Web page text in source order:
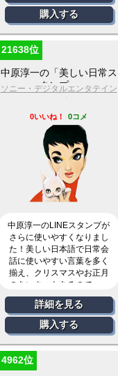
購入する
21638位
中原淳一の「美しい日常ス
タンプ」
ソニー・デジタルエンタテイン
メント
0いいね！ 0コメ
中原淳一のLINEスタンプが
さらに使いやすくなりまし
た！美しい日本語で日常会
話に使いやすい言葉を多く
揃え、クリスマスやお正月
のあいさつもあるので、一
年中使えます。
詳細を見る
購入する
4962位